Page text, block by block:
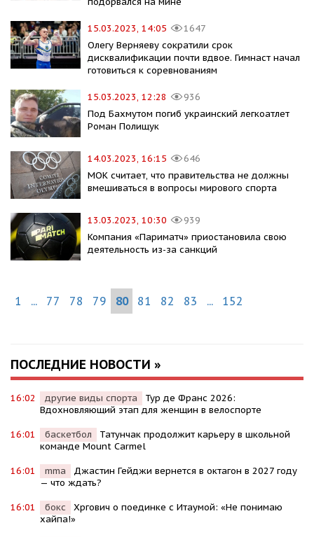
15.03.2023, 14:05
1647
Олегу Верняеву сократили срок
дисквалификации почти вдвое. Гимнаст начал
готовиться к соревнованиям
15.03.2023, 12:28
936
Под Бахмутом погиб украинский легкоатлет
Роман Полищук
14.03.2023, 16:15
646
МОК считает, что правительства не должны
вмешиваться в вопросы мирового спорта
13.03.2023, 10:30
939
Компания «Париматч» приостановила свою
деятельность из-за санкций
1 ... 77 78 79 80 81 82 83 ... 152
ПОСЛЕДНИЕ НОВОСТИ »
16:02 другие виды спорта
Тур де Франс 2026:
Вдохновляющий этап для женщин в велоспорте
16:01 баскетбол
Татунчак продолжит карьеру в школьной
команде Mount Carmel
16:01 mma
Джастин Гейджи вернется в октагон в 2027 году
— что ждать?
16:01 бокс
Хргович о поединке с Итаумой: «Не понимаю
хайпа!»